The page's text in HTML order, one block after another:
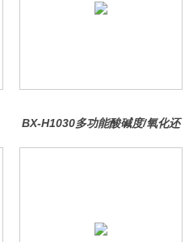
BX-H1030多功能酸碱度/氧化还